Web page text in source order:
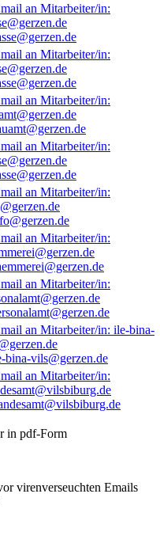
bina-vils@gerzen.de
virenverseuchten Emails